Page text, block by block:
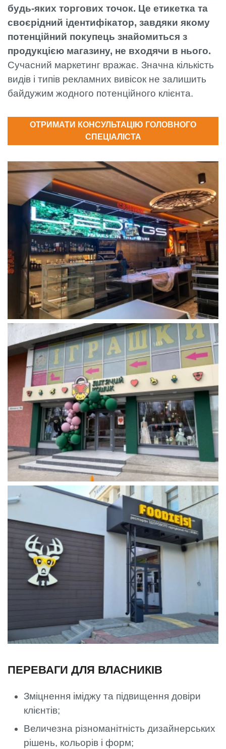
будь-яких торгових точок. Це етикетка та
своєрідний ідентифікатор, завдяки якому
потенційний покупець знайомиться з
продукцією магазину, не входячи в нього.
Сучасний маркетинг вражає. Значна кількість
видів і типів рекламних вивісок не залишить
байдужим жодного потенційного клієнта.
ОТРИМАТИ КОНСУЛЬТАЦІЮ ГОЛОВНОГО
СПЕЦІАЛІСТА
ПЕРЕВАГИ ДЛЯ ВЛАСНИКІВ
Зміцнення іміджу та підвищення довіри
клієнтів;
Величезна різноманітність дизайнерських
рішень, кольорів і форм;